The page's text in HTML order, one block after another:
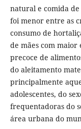
natural e comida
foi menor entre as
consumo de
de mães com maior
precoce de
do aleitamento
principalmente
adolescentes, do
frequentadoras do
área urbana do